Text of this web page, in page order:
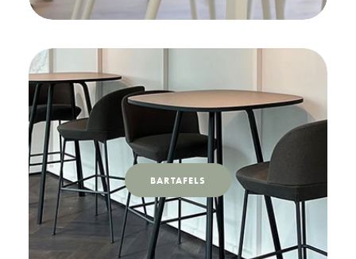
BARTAFELS